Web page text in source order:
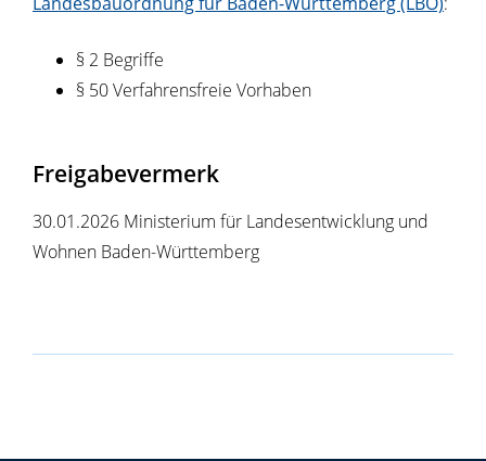
§ 2 Begriffe
§ 50 Verfahrensfreie Vorhaben
Freigabevermerk
30.01.2026 Ministerium für Landesentwicklung und
Wohnen Baden-Württemberg